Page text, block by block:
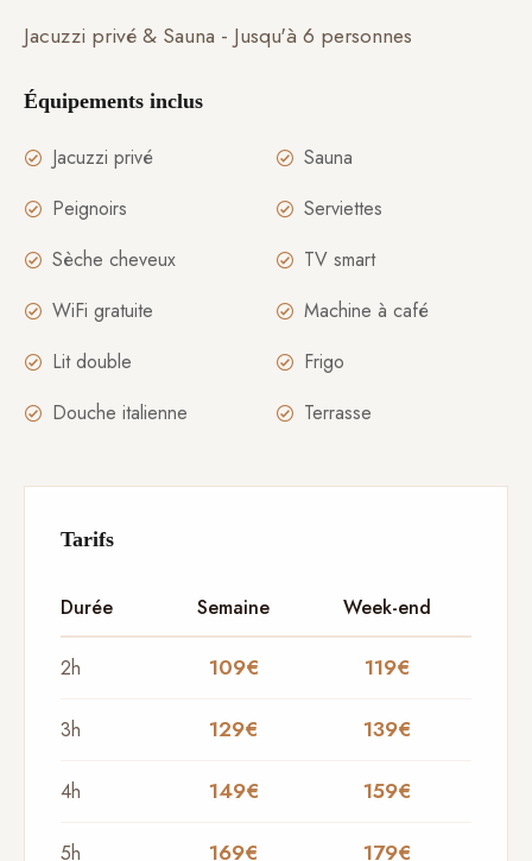
Jacuzzi privé & Sauna - Jusqu'à 6 personnes
Équipements inclus
Jacuzzi privé
Sauna
Peignoirs
Serviettes
Sèche cheveux
TV smart
WiFi gratuite
Machine à café
Lit double
Frigo
Douche italienne
Terrasse
Tarifs
Durée Semaine Week-end
2h 109€ 119€
3h 129€ 139€
4h 149€ 159€
5h 169€ 179€